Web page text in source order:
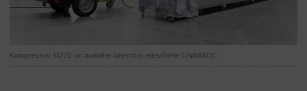
Kompressor M27E on mobiilne lahendus ettevõttele UNIMATIC.